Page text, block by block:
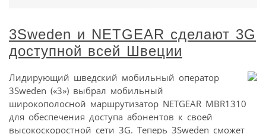
3Sweden и NETGEAR сделают 3G
доступной всей Швеции
Лидирующий шведский мобильный оператор
3Sweden («3») выбрал мобильный
широкополосной маршрутизатор NETGEAR MBR1310
для обеспечения доступа абонентов к своей
высокоскоростной сети 3G. Теперь 3Sweden сможет